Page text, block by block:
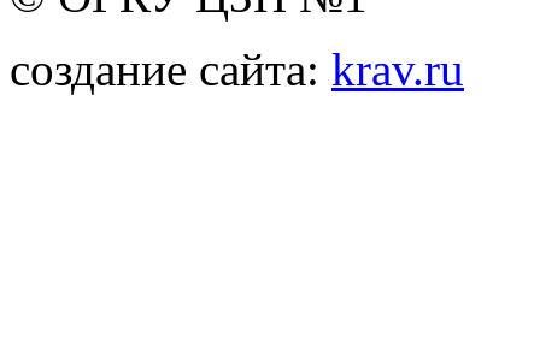
создание сайта: krav.ru